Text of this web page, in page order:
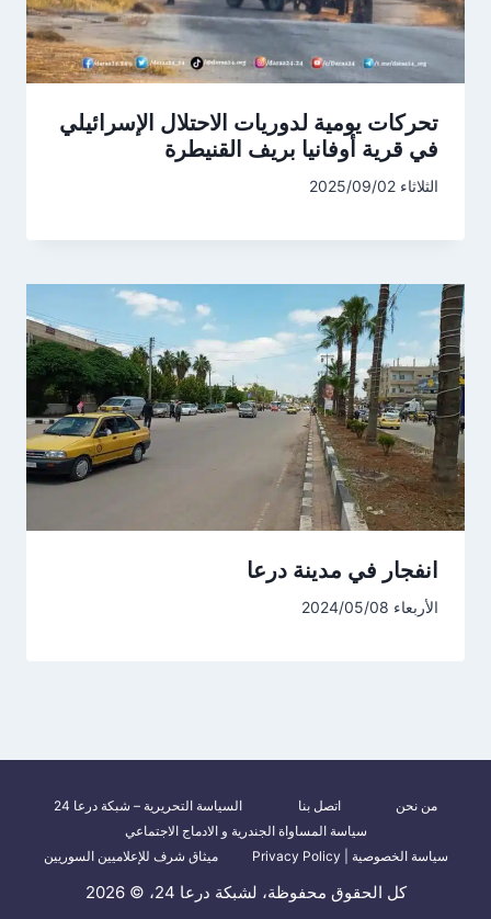
تحركات يومية لدوريات الاحتلال الإسرائيلي
في قرية أوفانيا بريف القنيطرة
الثلاثاء 2025/09/02
انفجار في مدينة درعا
الأربعاء 2024/05/08
من نحن اتصل بنا
السياسة التحريرية – شبكة درعا 24
سياسة المساواة الجندرية و الادماج الاجتماعي
سياسة الخصوصية | Privacy Policy
ميثاق شرف للإعلاميين السوريين
كل الحقوق محفوظة، لشبكة درعا 24، © 2026